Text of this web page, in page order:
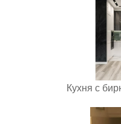
Кухня с